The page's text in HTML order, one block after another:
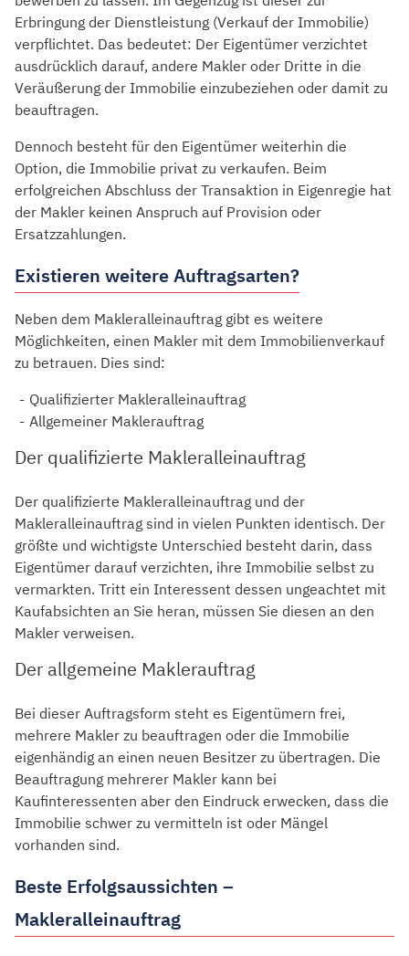
Erbringung der Dienstleistung (Verkauf der Immobilie)
verpflichtet. Das bedeutet: Der Eigentümer verzichtet
ausdrücklich darauf, andere Makler oder Dritte in die
Veräußerung der Immobilie einzubeziehen oder damit zu
beauftragen.
Dennoch besteht für den Eigentümer weiterhin die
Option, die Immobilie privat zu verkaufen. Beim
erfolgreichen Abschluss der Transaktion in Eigenregie hat
der Makler keinen Anspruch auf Provision oder
Ersatzzahlungen.
Existieren weitere Auftragsarten?
Neben dem Makleralleinauftrag gibt es weitere
Möglichkeiten, einen Makler mit dem Immobilienverkauf
zu betrauen. Dies sind:
Qualifizierter Makleralleinauftrag
Allgemeiner Maklerauftrag
Der qualifizierte Makleralleinauftrag
Der qualifizierte Makleralleinauftrag und der
Makleralleinauftrag sind in vielen Punkten identisch. Der
größte und wichtigste Unterschied besteht darin, dass
Eigentümer darauf verzichten, ihre Immobilie selbst zu
vermarkten. Tritt ein Interessent dessen ungeachtet mit
Kaufabsichten an Sie heran, müssen Sie diesen an den
Makler verweisen.
Der allgemeine Maklerauftrag
Bei dieser Auftragsform steht es Eigentümern frei,
mehrere Makler zu beauftragen oder die Immobilie
eigenhändig an einen neuen Besitzer zu übertragen. Die
Beauftragung mehrerer Makler kann bei
Kaufinteressenten aber den Eindruck erwecken, dass die
Immobilie schwer zu vermitteln ist oder Mängel
vorhanden sind.
Beste Erfolgsaussichten –
Makleralleinauftrag